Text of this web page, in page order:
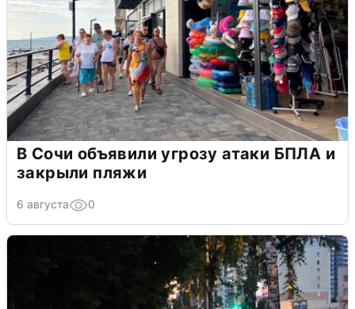
В Сочи объявили угрозу атаки БПЛА и
закрыли пляжи
6 августа 0